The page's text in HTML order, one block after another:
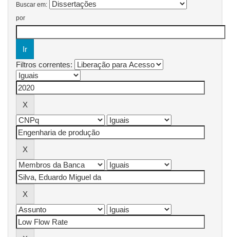
Buscar em:
por
Filtros correntes: